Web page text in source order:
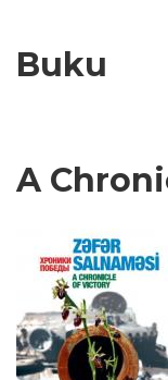
Buku
A